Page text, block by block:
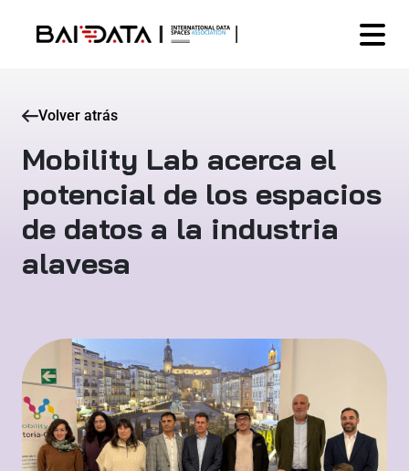
Volver atrás
Mobility Lab acerca el
potencial de los espacios
de datos a la industria
alavesa